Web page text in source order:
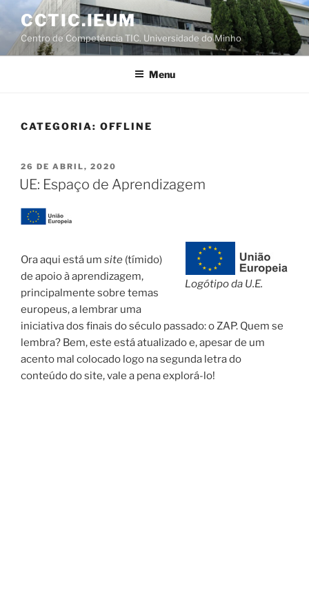
Saltar
conteúdo
CCTIC.IEUM
Centro de Competência TIC. Universidade do Minho
Menu
CATEGORIA: OFFLINE
PUBLICADO
EM
26 DE ABRIL, 2020
UE: Espaço de Aprendizagem
Logótipo da U.E.
Ora aqui está um site (tímido)
de apoio à aprendizagem,
principalmente sobre temas
europeus, a lembrar uma
iniciativa dos finais do século passado: o ZAP. Quem se
lembra? Bem, este está atualizado e, apesar de um
acento mal colocado logo na segunda letra do
conteúdo do site, vale a pena explorá-lo!